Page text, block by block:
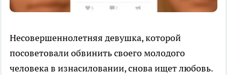
Несовершеннолетняя девушка, которой
посоветовали обвинить своего молодого
человека в изнасиловании, снова ищет любовь.